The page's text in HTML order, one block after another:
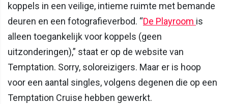
koppels in een veilige, intieme ruimte met bemande
deuren en een fotografieverbod. “De Playroom is
alleen toegankelijk voor koppels (geen
uitzonderingen),” staat er op de website van
Temptation. Sorry, soloreizigers. Maar er is hoop
voor een aantal singles, volgens degenen die op een
Temptation Cruise hebben gewerkt.